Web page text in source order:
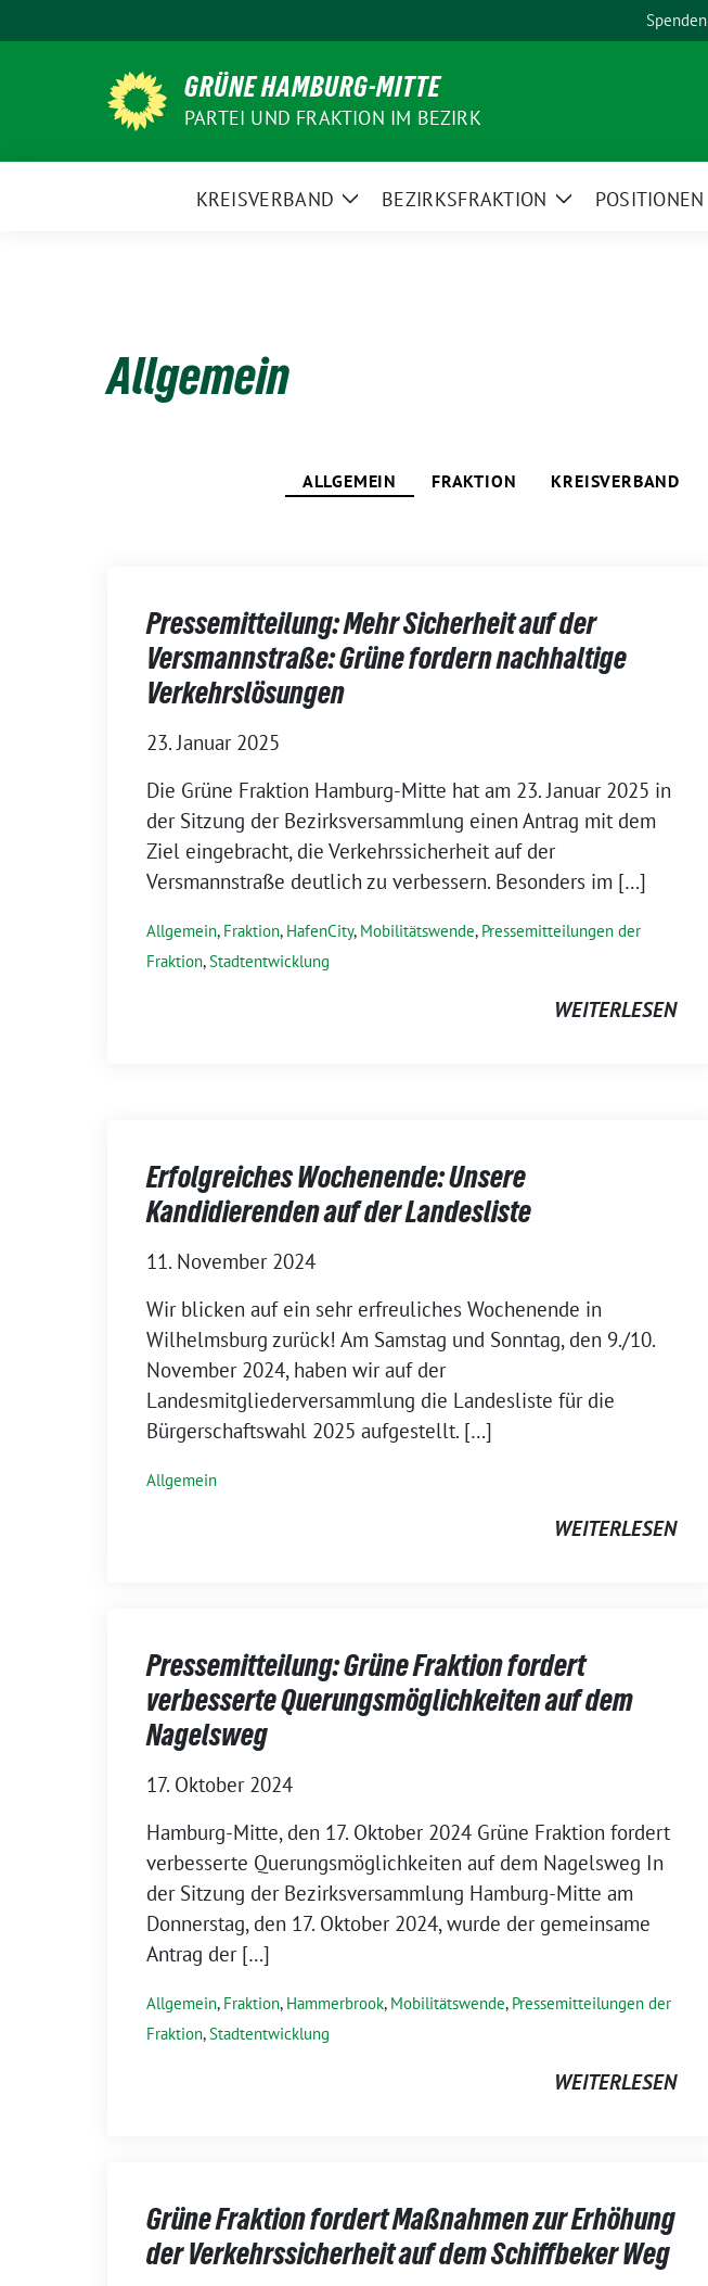
zum
Spenden
GRÜNE HAMBURG-MITTE
PARTEI UND FRAKTION IM BEZIRK
KREISVERBAND
ZeigeBEZIRKSFRAKTION
ZeigePOSITIONEN
Allgemein
ALLGEMEIN FRAKTION KREISVERBAND
Pressemitteilung: Mehr Sicherheit auf der
Versmannstraße: Grüne fordern nachhaltige
Verkehrslösungen
23. Januar 2025
Die Grüne Fraktion Hamburg-Mitte hat am 23. Januar 2025 in
der Sitzung der Bezirksversammlung einen Antrag mit dem
Ziel eingebracht, die Verkehrssicherheit auf der
Versmannstraße deutlich zu verbessern. Besonders im […]
Allgemein, Fraktion, HafenCity, Mobilitätswende, Pressemitteilungen der
Fraktion,Stadtentwicklung
WEITERLESEN
Erfolgreiches Wochenende: Unsere
Kandidierenden auf der Landesliste
11. November 2024
Wir blicken auf ein sehr erfreuliches Wochenende in
Wilhelmsburg zurück! Am Samstag und Sonntag, den 9./10.
November 2024, haben wir auf der
Landesmitgliederversammlung die Landesliste für die
Bürgerschaftswahl 2025 aufgestellt. […]
Allgemein
WEITERLESEN
Pressemitteilung: Grüne Fraktion fordert
verbesserte Querungsmöglichkeiten auf dem
Nagelsweg
17. Oktober 2024
Hamburg-Mitte, den 17. Oktober 2024 Grüne Fraktion fordert
verbesserte Querungsmöglichkeiten auf dem Nagelsweg In
der Sitzung der Bezirksversammlung Hamburg-Mitte am
Donnerstag, den 17. Oktober 2024, wurde der gemeinsame
Antrag der […]
Allgemein, Fraktion, Hammerbrook, Mobilitätswende, Pressemitteilungen der
Fraktion,Stadtentwicklung
WEITERLESEN
Grüne Fraktion fordert Maßnahmen zur Erhöhung
der Verkehrssicherheit auf dem Schiffbeker Weg